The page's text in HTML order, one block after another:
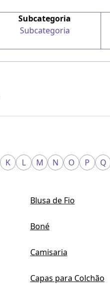
Subcategoria
Subcategoria
K L M N O P Q
Blusa de Fio
Boné
Camisaria
Capas para Colchão